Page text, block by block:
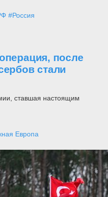
#Россия
после
стали
ставшая настоящим
Европа